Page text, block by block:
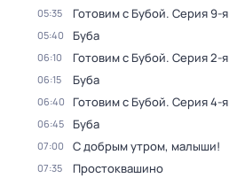
05:35 Готовим с Бубой. Серия 9-я
05:40 Буба
06:10 Готовим с Бубой. Серия 2-я
06:15 Буба
06:40 Готовим с Бубой. Серия 4-я
06:45 Буба
07:00 С добрым утром, малыши!
07:35 Простоквашино